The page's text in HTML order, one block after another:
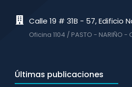
Calle 19 # 31B - 57, Edificio
Oficina 1104 / PASTO - NARIÑO -
Últimas publicaciones